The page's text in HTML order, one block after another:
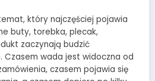
który najczęściej pojawia
buty, torebka, plecak,
zaczynają budzić
Czasem wada jest widoczna od
czasem pojawia się